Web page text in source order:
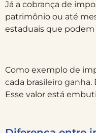
Já a cobrança de
patrimônio ou até
estaduais que
Como exemplo de
cada brasileiro
Esse valor está